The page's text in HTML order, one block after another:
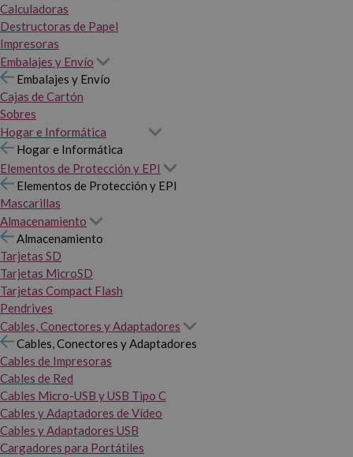
Calculadoras
Destructoras de Papel
Impresoras
Embalajes y Envío
Embalajes y Envío
Cajas de Cartón
Sobres
Hogar e Informática
Hogar e Informática
Elementos de Protección y EPI
Elementos de Protección y EPI
Mascarillas
Almacenamiento
Almacenamiento
Tarjetas SD
Tarjetas MicroSD
Tarjetas Compact Flash
Pendrives
Cables, Conectores y Adaptadores
Cables, Conectores y Adaptadores
Cables de Impresoras
Cables de Red
Cables Micro-USB y USB Tipo C
Cables y Adaptadores de Vídeo
Cables y Adaptadores USB
Cargadores para Portátiles